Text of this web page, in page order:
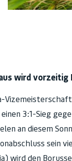
wird
3:1-Sieg
an diesem
sein
wird den